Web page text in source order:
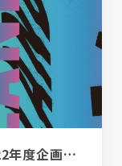
神奈川県民ホールギャラリー 2022年度企画展「ドリーム ／ランド」